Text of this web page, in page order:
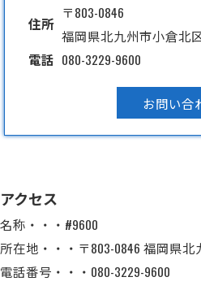
住所
〒803-0846
福岡県北九州市小倉北
電話 080-3229-9600
お問い合
アクセス
名称・・・#9600
所在地・・・〒803-0846 福岡県
電話番号・・・080-3229-9600